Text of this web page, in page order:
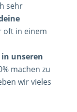
sehr
oft in einem
in unseren
machen zu
wir vieles